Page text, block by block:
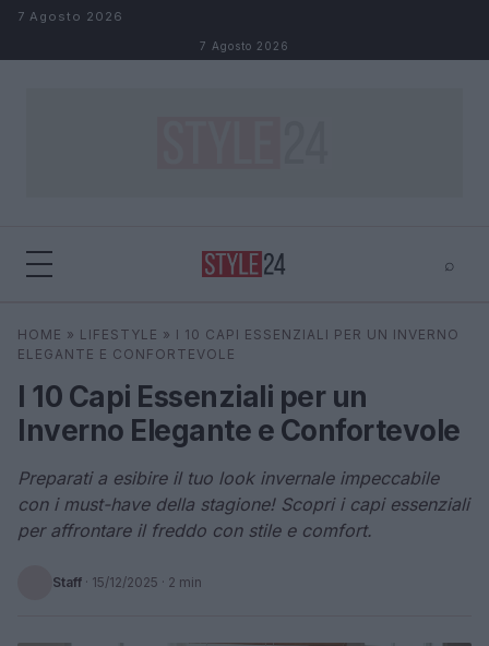
Salta al contenuto
7 Agosto 2026
7 Agosto 2026
⌕
Cerca ⌕ ×
HOME » LIFESTYLE » I 10 CAPI ESSENZIALI PER UN INVERNO
ELEGANTE E CONFORTEVOLE
I 10 Capi Essenziali per un
Inverno Elegante e Confortevole
Preparati a esibire il tuo look invernale impeccabile
con i must-have della stagione! Scopri i capi essenziali
per affrontare il freddo con stile e comfort.
Staff · 15/12/2025 · 2 min